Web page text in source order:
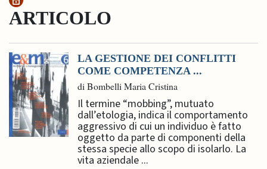
ARTICOLO
LA GESTIONE DEI CONFLITTI
COME COMPETENZA ...
di Bombelli Maria Cristina
Il termine “mobbing”, mutuato
dall’etologia, indica il comportamento
aggressivo di cui un individuo è fatto
oggetto da parte di componenti della
stessa specie allo scopo di isolarlo. La
vita aziendale ...